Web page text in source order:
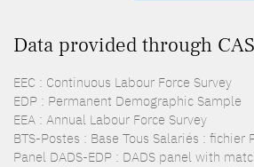
Data provided through
EEC : Continuous Labour Force Survey
EDP : Permanent Demographic Sample
EEA : Annual Labour Force Survey
BTS-Postes : Base Tous Salariés : fichier
Panel DADS-EDP : DADS panel with